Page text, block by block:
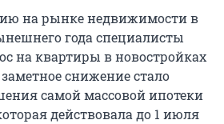
на рынке недвижимости в
года специалисты
на квартиры в новостройках
заметное снижение стало
самой массовой ипотеки
действовала до 1 июля